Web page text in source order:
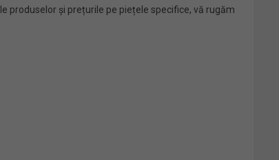
produselor și prețurile pe piețele specifice, vă rugăm